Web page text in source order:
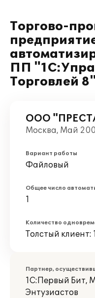
Торгово-
ПП
Торговлей 8"
ООО
Москва, Май
Вариант работы
Файловый
Общее число
1
Количество
Толстый клиент:
Партнер,
1С:Первый Бит,
Энтузиастов